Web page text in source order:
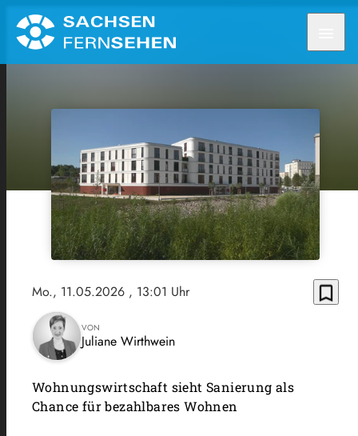
Mo., 11.05.2026 , 13:01 Uhr bookmark_border
VON
Juliane Wirthwein
Wohnungswirtschaft sieht Sanierung als
Chance für bezahlbares Wohnen